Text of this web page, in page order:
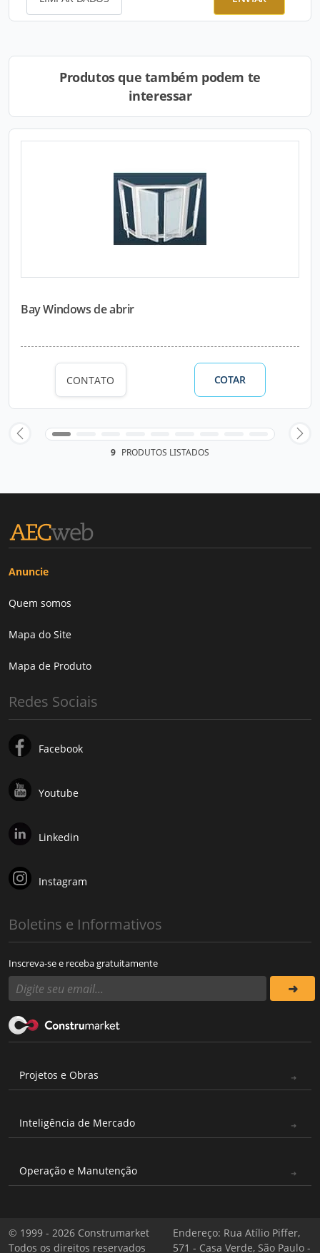
Produtos que também podem te
interessar
Bay Windows de abrir
CONTATO COTAR
9 PRODUTOS LISTADOS
Anuncie
Quem somos
Mapa do Site
Mapa de Produto
Redes Sociais
Facebook
Youtube
Linkedin
Instagram
Boletins e Informativos
Inscreva-se e receba gratuitamente
Projetos e Obras
Inteligência de Mercado
Operação e Manutenção
© 1999 - 2026 Construmarket
Todos os direitos reservados
Endereço: Rua Atílio Piffer,
571 - Casa Verde, São Paulo -